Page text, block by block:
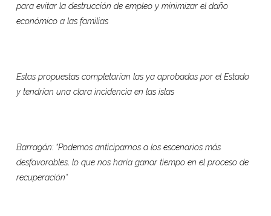
para evitar la destrucción de empleo y minimizar el daño
económico a las familias
Estas propuestas completarían las ya aprobadas por el Estado
y tendrían una clara incidencia en las islas
Barragán: “Podemos anticiparnos a los escenarios más
desfavorables, lo que nos haría ganar tiempo en el proceso de
recuperación”